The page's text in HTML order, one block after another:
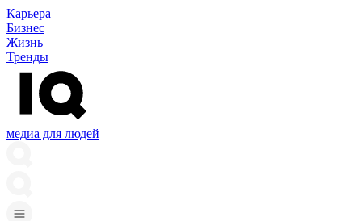
Карьера
Бизнес
Жизнь
Тренды
медиа для людей